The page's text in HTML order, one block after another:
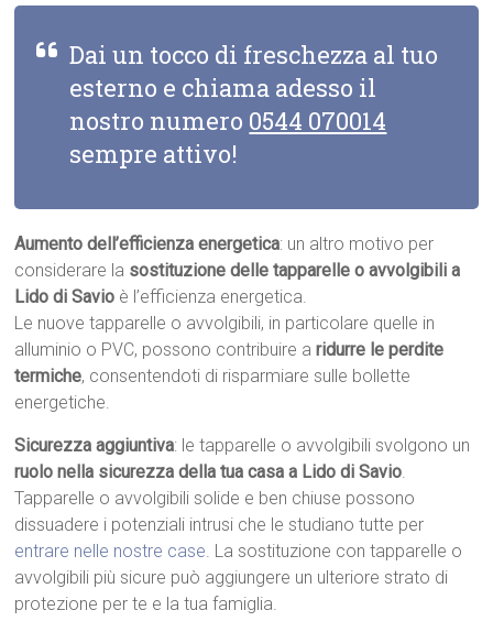
Dai un tocco di freschezza al tuo
esterno e chiama adesso il
nostro numero 0544 070014
sempre attivo!
Aumento dell’efficienza energetica: un altro motivo per
considerare la sostituzione delle tapparelle o avvolgibili a
Lido di Savio è l’efficienza energetica.
Le nuove tapparelle o avvolgibili, in particolare quelle in
alluminio o PVC, possono contribuire aridurre le perdite
termiche, consentendoti di risparmiare sulle bollette
energetiche.
Sicurezza aggiuntiva: le tapparelle o avvolgibili svolgono un
ruolo nella sicurezza della tua casa a Lido di Savio.
Tapparelle o avvolgibili solide e ben chiuse possono
dissuadere i potenziali intrusi che le studiano tutte per
entrare nelle nostre case. La sostituzione con tapparelle o
avvolgibili più sicure può aggiungere un ulteriore strato di
protezione per te e la tua famiglia.